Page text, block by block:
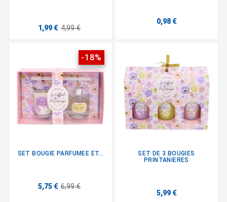
1,99 € 4,99 €
0,98 €
-18%
SET BOUGIE PARFUMEE ET...
5,75 € 6,99 €
SET DE 3 BOUGIES
PRINTANIERES
5,99 €